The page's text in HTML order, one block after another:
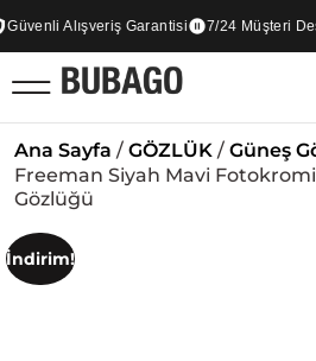
Alışveriş Garantisi 7/24 Müşteri
Ana Sayfa / GÖZLÜK / Güneş
Freeman Siyah Mavi
Gözlüğü
İndirim!